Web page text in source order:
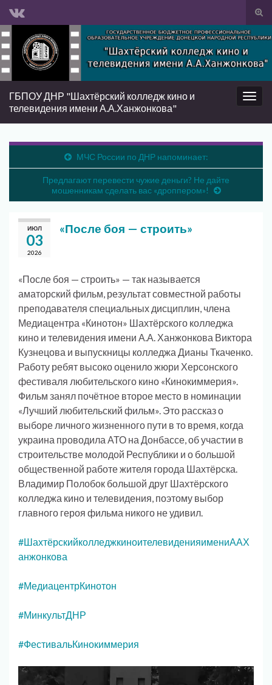
Вкл/
Search for:
Вкл/
ГБПОУ ДНР "Шахтёрский колледж кино и
телевидения имени А.А.Ханжонкова"
МЧС России по ДНР напоминает:
Предлагают перевести чужие деньги? Не дайте
мошенникам сделать вас «дроппером»!
ИЮЛ
03
2026
«После боя — строить»
«После боя — строить» — так называется
аматорский фильм, результат совместной работы
преподавателя специальных дисциплин, члена
Медиацентра «Кинотон» Шахтёрского колледжа
кино и телевидения имени А.А. Ханжонкова Виктора
Кузнецова и выпускницы колледжа Дианы Ткаченко.
Работу ребят высоко оценило жюри Херсонского
фестиваля любительского кино «Кинокиммерия».
Фильм занял почётное второе место в номинации
«Лучший любительский фильм». Это рассказ о
выборе личного жизненного пути в то время, когда
украина проводила АТО на Донбассе, об участии в
строительстве молодой Республики и о большой
общественной работе жителя города Шахтёрска.
Владимир Полобок большой друг Шахтёрского
колледжа кино и телевидения, поэтому выбор
главного героя фильма никого не удивил.
#ШахтёрскийколледжкиноителевиденияимениААХ
анжонкова
#МедиацентрКинотон
#МинкультДНР
#ФестивальКинокиммерия